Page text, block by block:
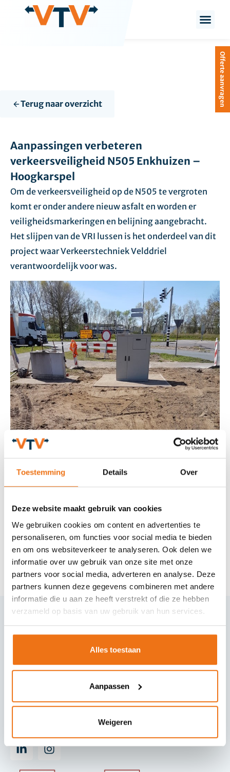
Toestemming Details Over
Deze website maakt gebruik van cookies
We gebruiken cookies om content en advertenties te
personaliseren, om functies voor social media te bieden
en om ons websiteverkeer te analyseren. Ook delen we
informatie over uw gebruik van onze site met onze
partners voor social media, adverteren en analyse. Deze
partners kunnen deze gegevens combineren met andere
informatie die u aan ze heeft verstrekt of die ze hebben
verzameld op basis van uw gebruik van hun services.
Alles toestaan
Aanpassen
Weigeren
Offerte aanvragen
Terug naar overzicht
Aanpassingen verbeteren
verkeersveiligheid N505 Enkhuizen –
Hoogkarspel
Om de verkeersveiligheid op de N505 te vergroten
komt er onder andere nieuw asfalt en worden er
veiligheidsmarkeringen en belijning aangebracht.
Het slijpen van de VRI lussen is het onderdeel van dit
project waar Verkeerstechniek Velddriel
verantwoordelijk voor was.
Contact opnemen
5334 LK, Velddriel
06-41389344